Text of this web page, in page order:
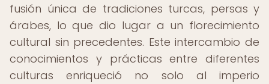
fusión única de tradiciones turcas, persas y
árabes, lo que dio lugar a un florecimiento
cultural sin precedentes. Este intercambio de
conocimientos y prácticas entre diferentes
culturas enriqueció no solo al imperio